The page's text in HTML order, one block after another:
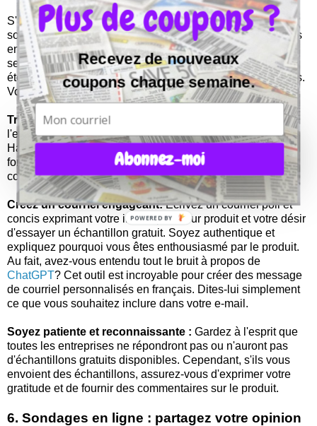
S'il y a un produit spécifique que vous aimez et que vous
souhaitez essayer avant de faire un achat, pourquoi ne pas
envoyer un e-mail directement à l'entreprise ? Cela peut
sembler audacieux, mais cela peut être un moyen
étonnamment efficace de marquer des échantillons gratuits.
Voici comment procéder:
Trouver les coordonnées:
l'entreprise et recherchez leurs coordonnées.
Habituellement, vous trouverez une adresse e-mail ou un
formulaire de contact que vous pouvez utiliser pour les
contacter.
Créez un courriel engageant:Écrivez un courriel poli et
concis exprimant votre intérêt pour leur produit et votre désir
d'essayer un échantillon gratuit. Soyez authentique et
expliquez pourquoi vous êtes enthousiasmé par le produit.
Au fait, avez-vous entendu tout le bruit à propos de
ChatGPT? Cet outil est incroyable pour créer des message
de courriel personnalisés en français. Dites-lui simplement
ce que vous souhaitez inclure dans votre e-mail.
Soyez patiente et reconnaissante : Gardez à l'esprit que
toutes les entreprises ne répondront pas ou n'auront pas
d'échantillons gratuits disponibles. Cependant, s'ils vous
envoient des échantillons, assurez-vous d'exprimer votre
gratitude et de fournir des commentaires sur le produit.
6. Sondages en ligne : partagez votre opinion
Abonnez-moi
Plus de coupons ?
Recevez de nouveaux
coupons chaque semaine.